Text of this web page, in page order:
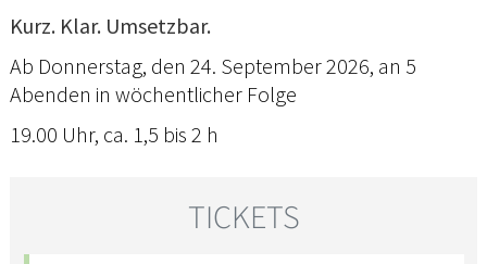
Kurz. Klar. Umsetzbar.
Ab Donnerstag, den 24. September 2026, an 5
Abenden in wöchentlicher Folge
19.00 Uhr, ca. 1,5 bis 2 h